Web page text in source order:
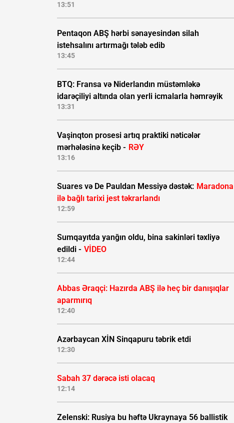
13:51
Pentaqon ABŞ hərbi sənayesindən silah
istehsalını artırmağı tələb edib
13:45
BTQ: Fransa və Niderlandın müstəmləkə
idarəçiliyi altında olan yerli icmalarla həmrəyik
13:31
Vaşinqton prosesi artıq praktiki nəticələr
mərhələsinə keçib - RƏY
13:16
Suares və De Pauldan Messiyə dəstək: Maradona
ilə bağlı tarixi jest təkrarlandı
12:59
Sumqayıtda yanğın oldu, bina sakinləri təxliyə
edildi - VİDEO
12:44
Abbas Əraqçi: Hazırda ABŞ ilə heç bir danışıqlar
aparmırıq
12:40
Azərbaycan XİN Sinqapuru təbrik etdi
12:30
Sabah 37 dərəcə isti olacaq
12:14
Zelenski: Rusiya bu həftə Ukraynaya 56 ballistik